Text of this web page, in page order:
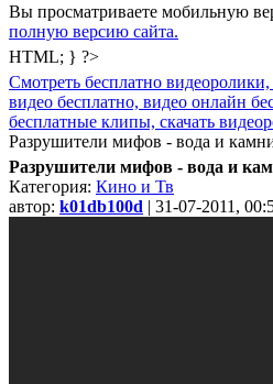
Вы просматриваете мобильную
полную версию сайта.
HTML; } ?>
Смотреть бесплатно
видео бесплатно, видео онлайн
бесплатные клипы, скачать
Разрушители мифов - вода и
Разрушители мифов - вода и
Категория: Кино и Тв
автор: k01db100d | 31-07-2011,